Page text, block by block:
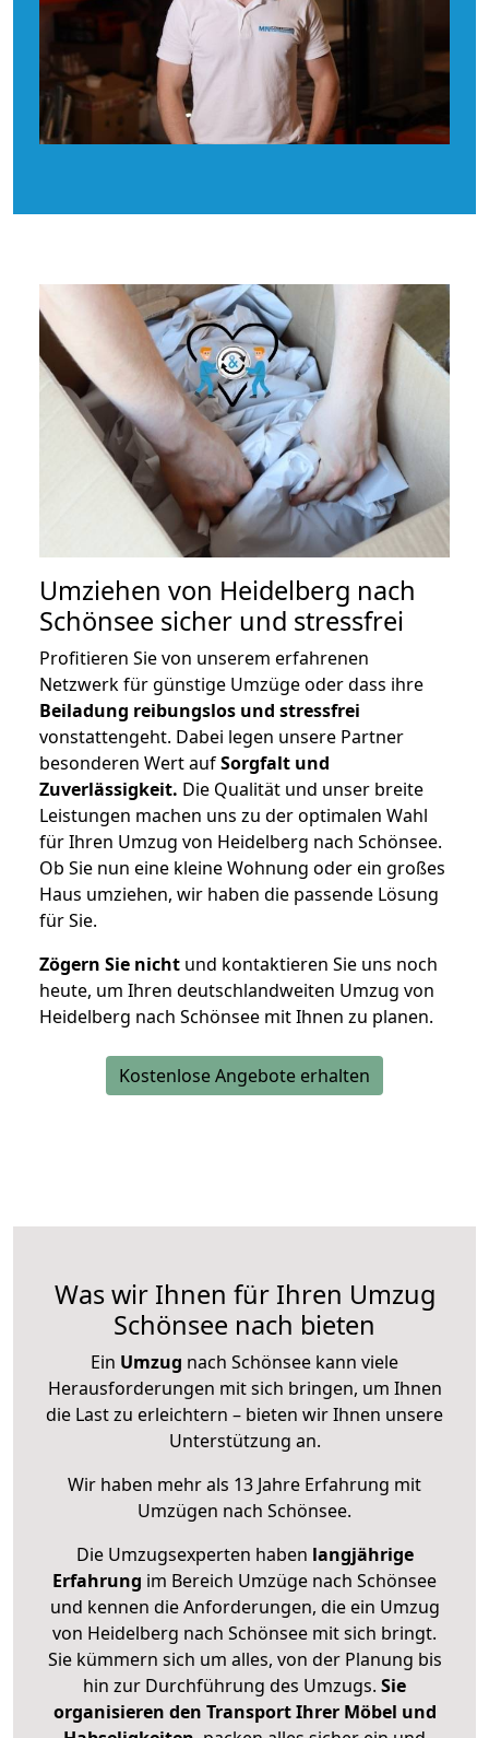
Umziehen von Heidelberg nach
Schönsee sicher und stressfrei
Profitieren Sie von unserem erfahrenen
Netzwerk für günstige Umzüge oder dass ihre
Beiladung reibungslos und stressfrei
vonstattengeht. Dabei legen unsere Partner
besonderen Wert aufSorgfalt und
Zuverlässigkeit. Die Qualität und unser breite
Leistungen machen uns zu der optimalen Wahl
für Ihren Umzug von Heidelberg nach Schönsee.
Ob Sie nun eine kleine Wohnung oder ein großes
Haus umziehen, wir haben die passende Lösung
für Sie.
Zögern Sie nicht und kontaktieren Sie uns noch
heute, um Ihren deutschlandweiten Umzug von
Heidelberg nach Schönsee mit Ihnen zu planen.
Kostenlose Angebote erhalten
Was wir Ihnen für Ihren Umzug
Schönsee nach bieten
Ein Umzug nach Schönsee kann viele
Herausforderungen mit sich bringen, um Ihnen
die Last zu erleichtern – bieten wir Ihnen unsere
Unterstützung an.
Wir haben mehr als 13 Jahre Erfahrung mit
Umzügen nach Schönsee.
Die Umzugsexperten haben langjährige
Erfahrung im Bereich Umzüge nach Schönsee
und kennen die Anforderungen, die ein Umzug
von Heidelberg nach Schönsee mit sich bringt.
Sie kümmern sich um alles, von der Planung bis
hin zur Durchführung des Umzugs. Sie
organisieren den Transport Ihrer Möbel und